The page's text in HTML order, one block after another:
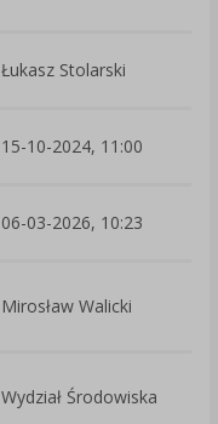
Łukasz Stolarski
15-10-2024, 11:00
06-03-2026, 10:23
Mirosław Walicki
Wydział Środowiska